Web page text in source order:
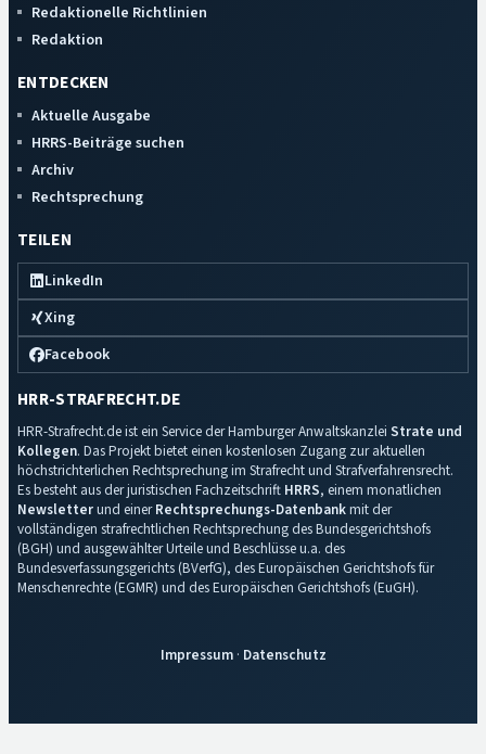
Redaktionelle Richtlinien
Redaktion
ENTDECKEN
Aktuelle Ausgabe
HRRS-Beiträge suchen
Archiv
Rechtsprechung
TEILEN
LinkedIn
Xing
Facebook
HRR-STRAFRECHT.DE
HRR-Strafrecht.de ist ein Service der Hamburger Anwaltskanzlei Strate und
Kollegen. Das Projekt bietet einen kostenlosen Zugang zur aktuellen
höchstrichterlichen Rechtsprechung im Strafrecht und Strafverfahrensrecht.
Es besteht aus der juristischen Fachzeitschrift HRRS, einem monatlichen
Newsletterund einerRechtsprechungs-Datenbankmit der
vollständigen strafrechtlichen Rechtsprechung des Bundesgerichtshofs
(BGH) und ausgewählter Urteile und Beschlüsse u.a. des
Bundesverfassungsgerichts (BVerfG), des Europäischen Gerichtshofs für
Menschenrechte (EGMR) und des Europäischen Gerichtshofs (EuGH).
Impressum· Datenschutz